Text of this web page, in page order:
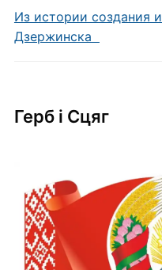
Из истории создания
Дзержинска
Герб i Сцяг